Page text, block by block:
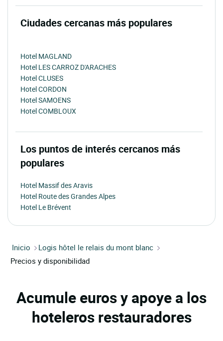
Ciudades cercanas más populares
Hotel MAGLAND
Hotel LES CARROZ D'ARACHES
Hotel CLUSES
Hotel CORDON
Hotel SAMOENS
Hotel COMBLOUX
Los puntos de interés cercanos más
populares
Hotel Massif des Aravis
Hotel Route des Grandes Alpes
Hotel Le Brévent
Inicio
Logis hôtel le relais du mont blanc
Precios y disponibilidad
Acumule euros y apoye a los
hoteleros restauradores